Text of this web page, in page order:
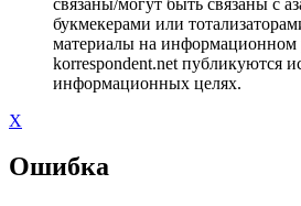
букмекерами или
материалы на информационном
korrespondent.net публикуются
информационных целях.
X
Ошибка